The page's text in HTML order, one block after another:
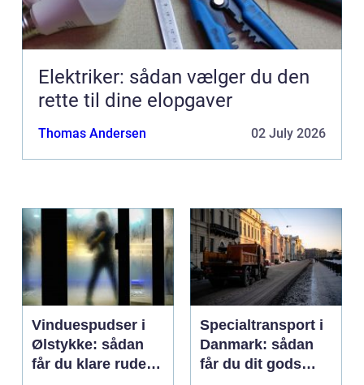
Elektriker: sådan vælger du den
rette til dine elopgaver
Thomas Andersen 02 July 2026
Vinduespudser i
Ølstykke: sådan
får du klare ruder
Specialtransport i
Danmark: sådan
får du dit gods